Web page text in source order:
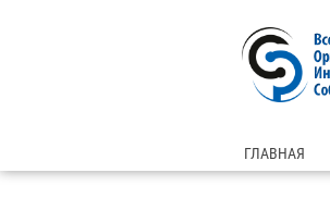
ГЛАВНАЯ